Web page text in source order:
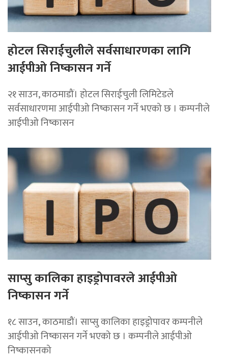
होटल सिराईचुलीले सर्वसाधारणका लागि
आईपीओ निष्कासन गर्ने
२१ साउन, काठमाडौं। होटल सिराईचुली लिमिटेडले
सर्वसाधारणमा आईपीओ निष्कासन गर्ने भएको छ । कम्पनीले
आईपीओ निष्कासन
साप्सु कालिका हाइड्रोपावरले आईपीओ
निष्कासन गर्ने
१८ साउन, काठमाडौं। साप्सु कालिका हाइड्रोपावर कम्पनीले
आईपीओ निष्कासन गर्ने भएको छ । कम्पनीले आईपीओ
निष्कासनको